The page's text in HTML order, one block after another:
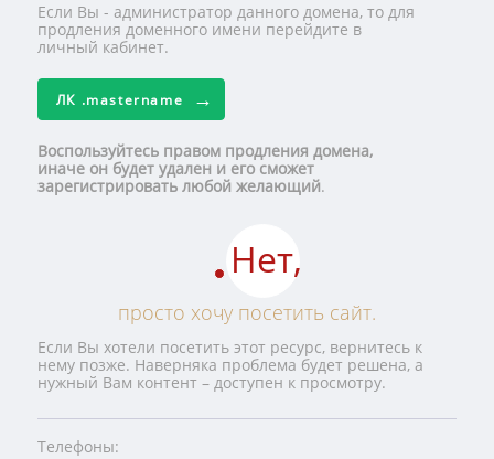
Если Вы - администратор данного домена, то для
продления доменного имени перейдите в
личный кабинет.
ЛК .mastername
Воспользуйтесь правом продления домена,
иначе он будет удален и его сможет
зарегистрировать любой желающий.
Нет,
просто хочу посетить сайт.
Если Вы хотели посетить этот ресурс, вернитесь к
нему позже. Наверняка проблема будет решена, а
нужный Вам контент – доступен к просмотру.
Телефоны: